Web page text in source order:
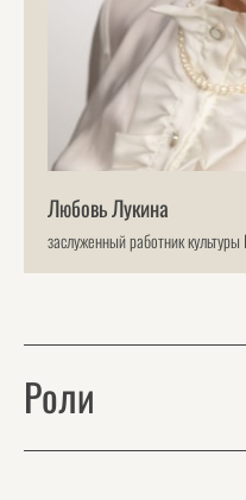
Любовь Лукина
заслуженный работник культуры
Роли